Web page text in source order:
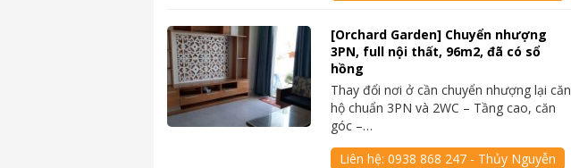
[Orchard Garden] Chuyển nhượng
3PN, full nội thất, 96m2, đã có sổ
hồng
Thay đổi nơi ở cần chuyển nhượng lại căn
hộ chuẩn 3PN và 2WC – Tầng cao, căn
góc –…
Liên hệ:0938 868 247 - Thủy Nguyễn